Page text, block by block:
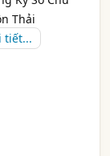
Thải
tiết...